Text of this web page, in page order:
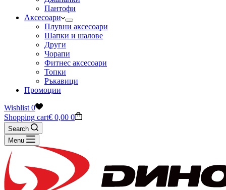
Пантофи
Аксесоари
Плувни аксесоари
Шапки и шалове
Други
Чорапи
Фитнес аксесоари
Топки
Ръкавици
Промоции
Wishlist 0
Shopping cart€ 0,00 0
Search
Menu